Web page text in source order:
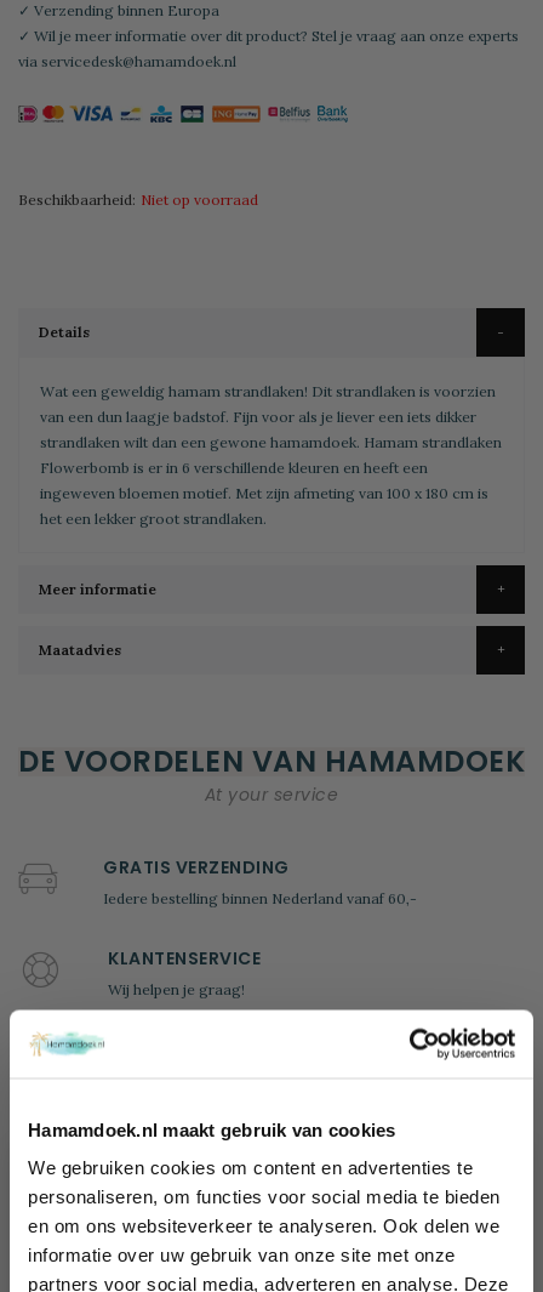
Hamamdoek.nl maakt gebruik van cookies
We gebruiken cookies om content en advertenties te
personaliseren, om functies voor social media te bieden
en om ons websiteverkeer te analyseren. Ook delen we
informatie over uw gebruik van onze site met onze
partners voor social media, adverteren en analyse. Deze
✓ Verzending binnen Europa
✓ Wil je meer informatie over dit product? Stel je vraag aan onze experts
via servicedesk@hamamdoek.nl
Beschikbaarheid: Niet op voorraad
Details
Wat een geweldig hamam strandlaken! Dit strandlaken is voorzien
van een dun laagje badstof. Fijn voor als je liever een iets dikker
strandlaken wilt dan een gewone hamamdoek. Hamam strandlaken
Flowerbomb is er in 6 verschillende kleuren en heeft een
ingeweven bloemen motief. Met zijn afmeting van 100 x 180 cm is
het een lekker groot strandlaken.
Meer informatie
Maatadvies
DE VOORDELEN VAN HAMAMDOEK
At your service
GRATIS VERZENDING
Iedere bestelling binnen Nederland vanaf 60,-
KLANTENSERVICE
Wij helpen je graag!
Ma - Vr: 09.00 - 17.00
Retourneren mag binnen 100 dagen. Uiteraard mag je het
product niet hebben gebruikt
100% VEILIG BETALEN
Bij ons betaal je veilig, snel en heel gemakkelijk
Wil jij 10%
korting
ontvangen?